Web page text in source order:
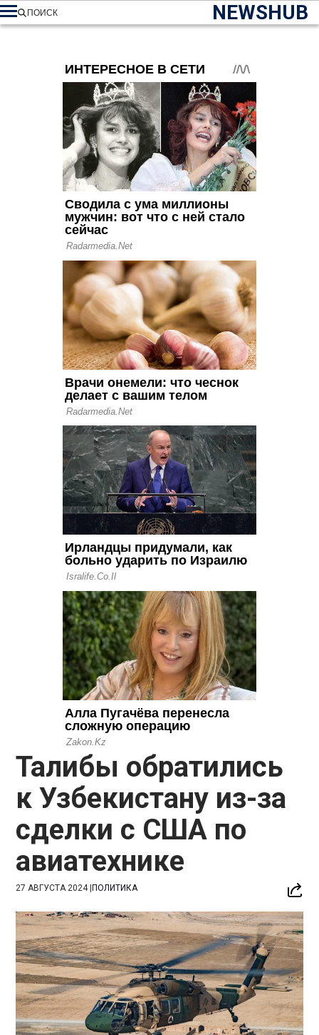
NEWSHUB
ПОИСК
Талибы обратились
к Узбекистану из-за
сделки с США по
авиатехнике
27 АВГУСТА 2024|ПОЛИТИКА